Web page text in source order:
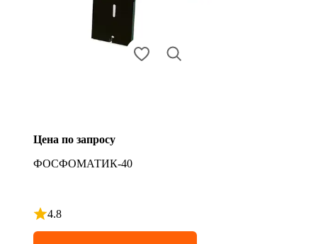
Цена по запросу
ФОСФОМАТИК-40
4.8
Рейтинг 4.8 из 5